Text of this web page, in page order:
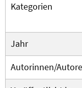
Kategorien
Jahr
Autorinnen/